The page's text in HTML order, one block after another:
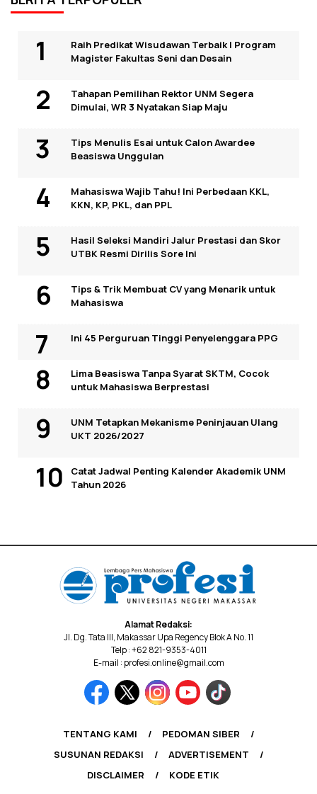
Raih Predikat Wisudawan Terbaik I Program
Magister Fakultas Seni dan Desain
Tahapan Pemilihan Rektor UNM Segera
Dimulai, WR 3 Nyatakan Siap Maju
Tips Menulis Esai untuk Calon Awardee
Beasiswa Unggulan
Mahasiswa Wajib Tahu! Ini Perbedaan KKL,
KKN, KP, PKL, dan PPL
Hasil Seleksi Mandiri Jalur Prestasi dan Skor
UTBK Resmi Dirilis Sore Ini
Tips & Trik Membuat CV yang Menarik untuk
Mahasiswa
Ini 45 Perguruan Tinggi Penyelenggara PPG
Lima Beasiswa Tanpa Syarat SKTM, Cocok
untuk Mahasiswa Berprestasi
UNM Tetapkan Mekanisme Peninjauan Ulang
UKT 2026/2027
Catat Jadwal Penting Kalender Akademik UNM
Tahun 2026
Alamat Redaksi:
Jl. Dg. Tata III, Makassar Upa Regency Blok A No. 11
Telp : +62 821-9353-4011
E-mail : profesi.online@gmail.com
TENTANG KAMI
PEDOMAN SIBER
SUSUNAN REDAKSI
ADVERTISEMENT
DISCLAIMER
KODE ETIK